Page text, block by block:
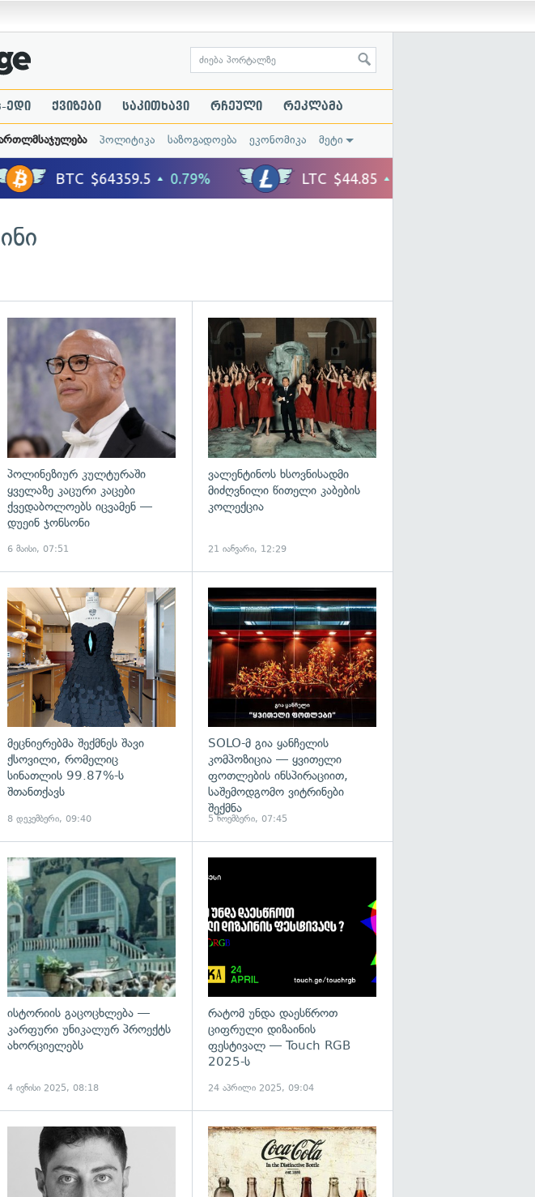
ედი ქვიზები საკითხავი რჩეული რეკლამა
პოლიტიკა საზოგადოება ეკონომიკა მეტი
გადახედვა გადახედვა
პოლინეზიურ კულტურაში
ყველაზე კაცური კაცები
ქვედაბოლოებს იცვამენ —
დუეინ ჯონსონი
6 მაისი, 07:51
ვალენტინოს ხსოვნისადმი
მიძღვნილი წითელი კაბების
კოლექცია
21 იანვარი, 12:29
გადახედვა გადახედვა
მეცნიერებმა შექმნეს შავი
ქსოვილი, რომელიც
სინათლის 99.87%-ს
შთანთქავს
8 დეკემბერი, 09:40
SOLO-მ გია ყანჩელის
კომპოზიცია — ყვითელი
ფოთლების ინსპირაციით,
საშემოდგომო ვიტრინები
შექმნა
5 ნოემბერი, 07:45
გადახედვა
ისტორიის გაცოცხლება —
კარფური უნიკალურ პროექტს
ახორციელებს
4 ივნისი 2025, 08:18
რატომ უნდა დაესწროთ
ციფრული დიზაინის
ფესტივალ — Touch RGB
2025-ს
24 აპრილი 2025, 09:04
გადახედვა